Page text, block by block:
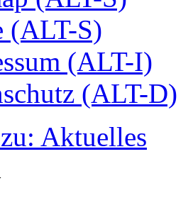
(ALT-S)
(ALT-I)
(ALT-D)
Aktuelles